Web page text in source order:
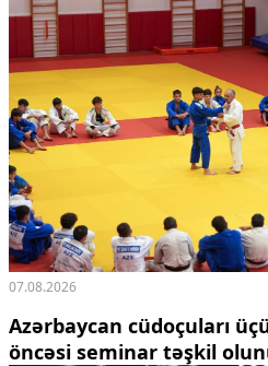
07.08.2026
Azərbaycan cüdoçuları
öncəsi seminar təşkil